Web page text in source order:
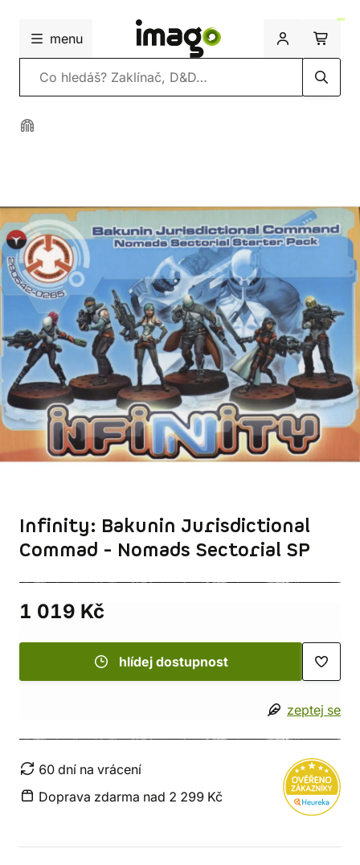
menu
Vyhledávání
Infinity: Bakunin Jurisdictional
Commad - Nomads Sectorial SP
1 019 Kč
hlídej dostupnost
zeptej se
60 dní na vrácení
Doprava zdarma nad 2 299 Kč